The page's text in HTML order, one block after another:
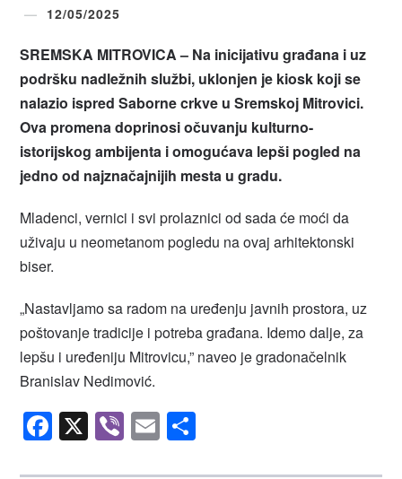
12/05/2025
SREMSKA MITROVICA – Na inicijativu građana i uz
podršku nadležnih službi, uklonjen je kiosk koji se
nalazio ispred Saborne crkve u Sremskoj Mitrovici.
Ova promena doprinosi očuvanju kulturno-
istorijskog ambijenta i omogućava lepši pogled na
jedno od najznačajnijih mesta u gradu.
Mladenci, vernici i svi prolaznici od sada će moći da
uživaju u neometanom pogledu na ovaj arhitektonski
biser.
„Nastavljamo sa radom na uređenju javnih prostora, uz
poštovanje tradicije i potreba građana. Idemo dalje, za
lepšu i uređeniju Mitrovicu,” naveo je gradonačelnik
Branislav Nedimović.
Facebook
X Viber
Email